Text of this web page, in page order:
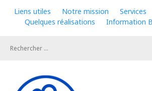
content
Liens utiles Notre mission Services
Quelques réalisations
Information